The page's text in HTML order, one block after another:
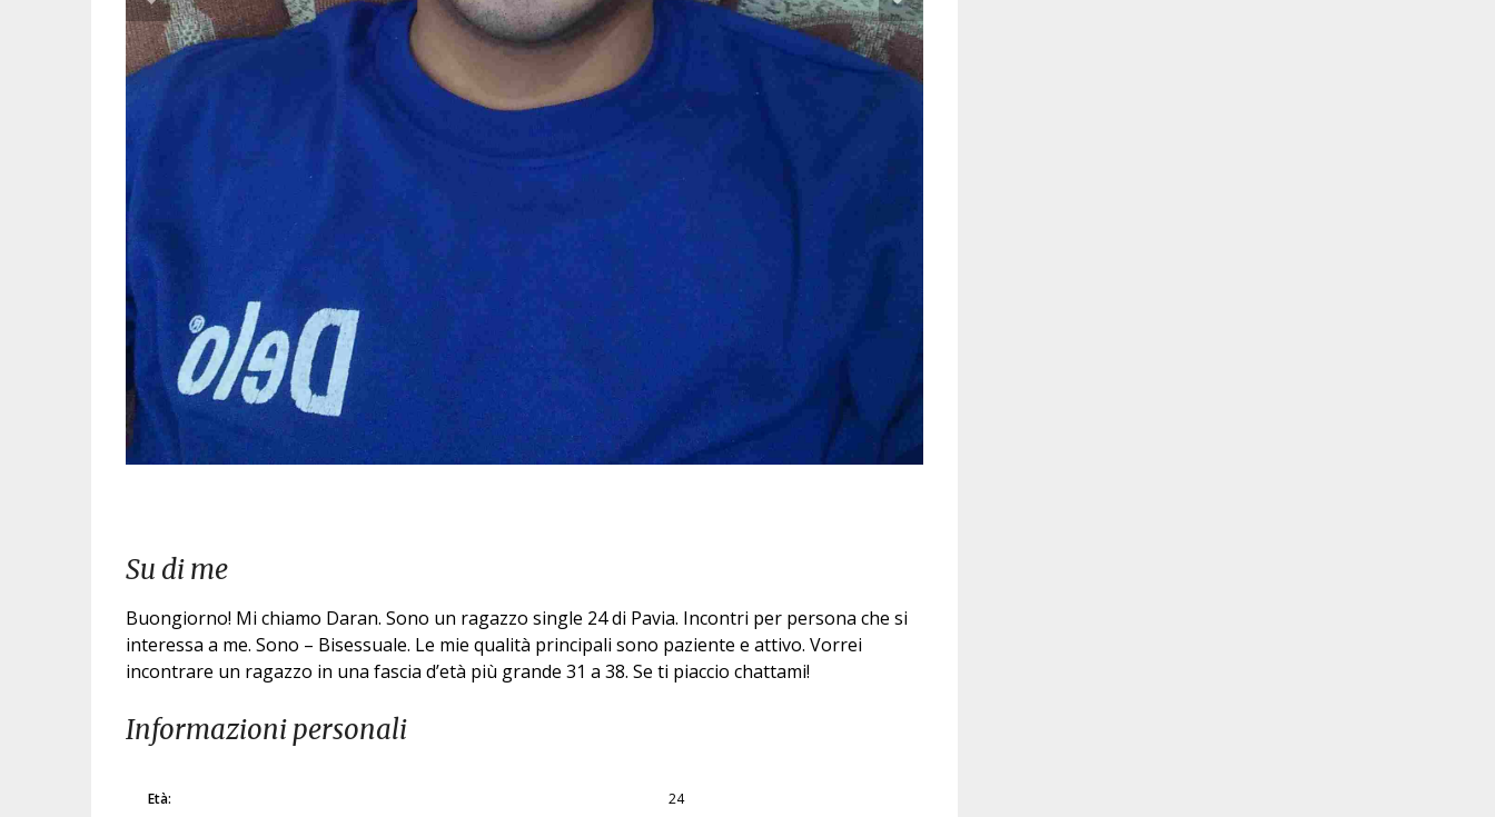
Su di me
Buongiorno! Mi chiamo Daran. Sono un ragazzo single 24 di Pavia. Incontri per persona che si
interessa a me. Sono – Bisessuale. Le mie qualità principali sono paziente e attivo. Vorrei
incontrare un ragazzo in una fascia d’età più grande 31 a 38. Se ti piaccio chattami!
Informazioni personali
Età: 24